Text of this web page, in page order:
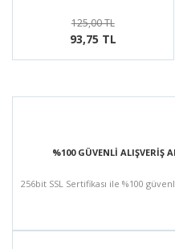
125,00 TL
93,75 TL
%100 GÜVENLİ ALIŞVERİŞ
256bit SSL Sertifikası ile %100